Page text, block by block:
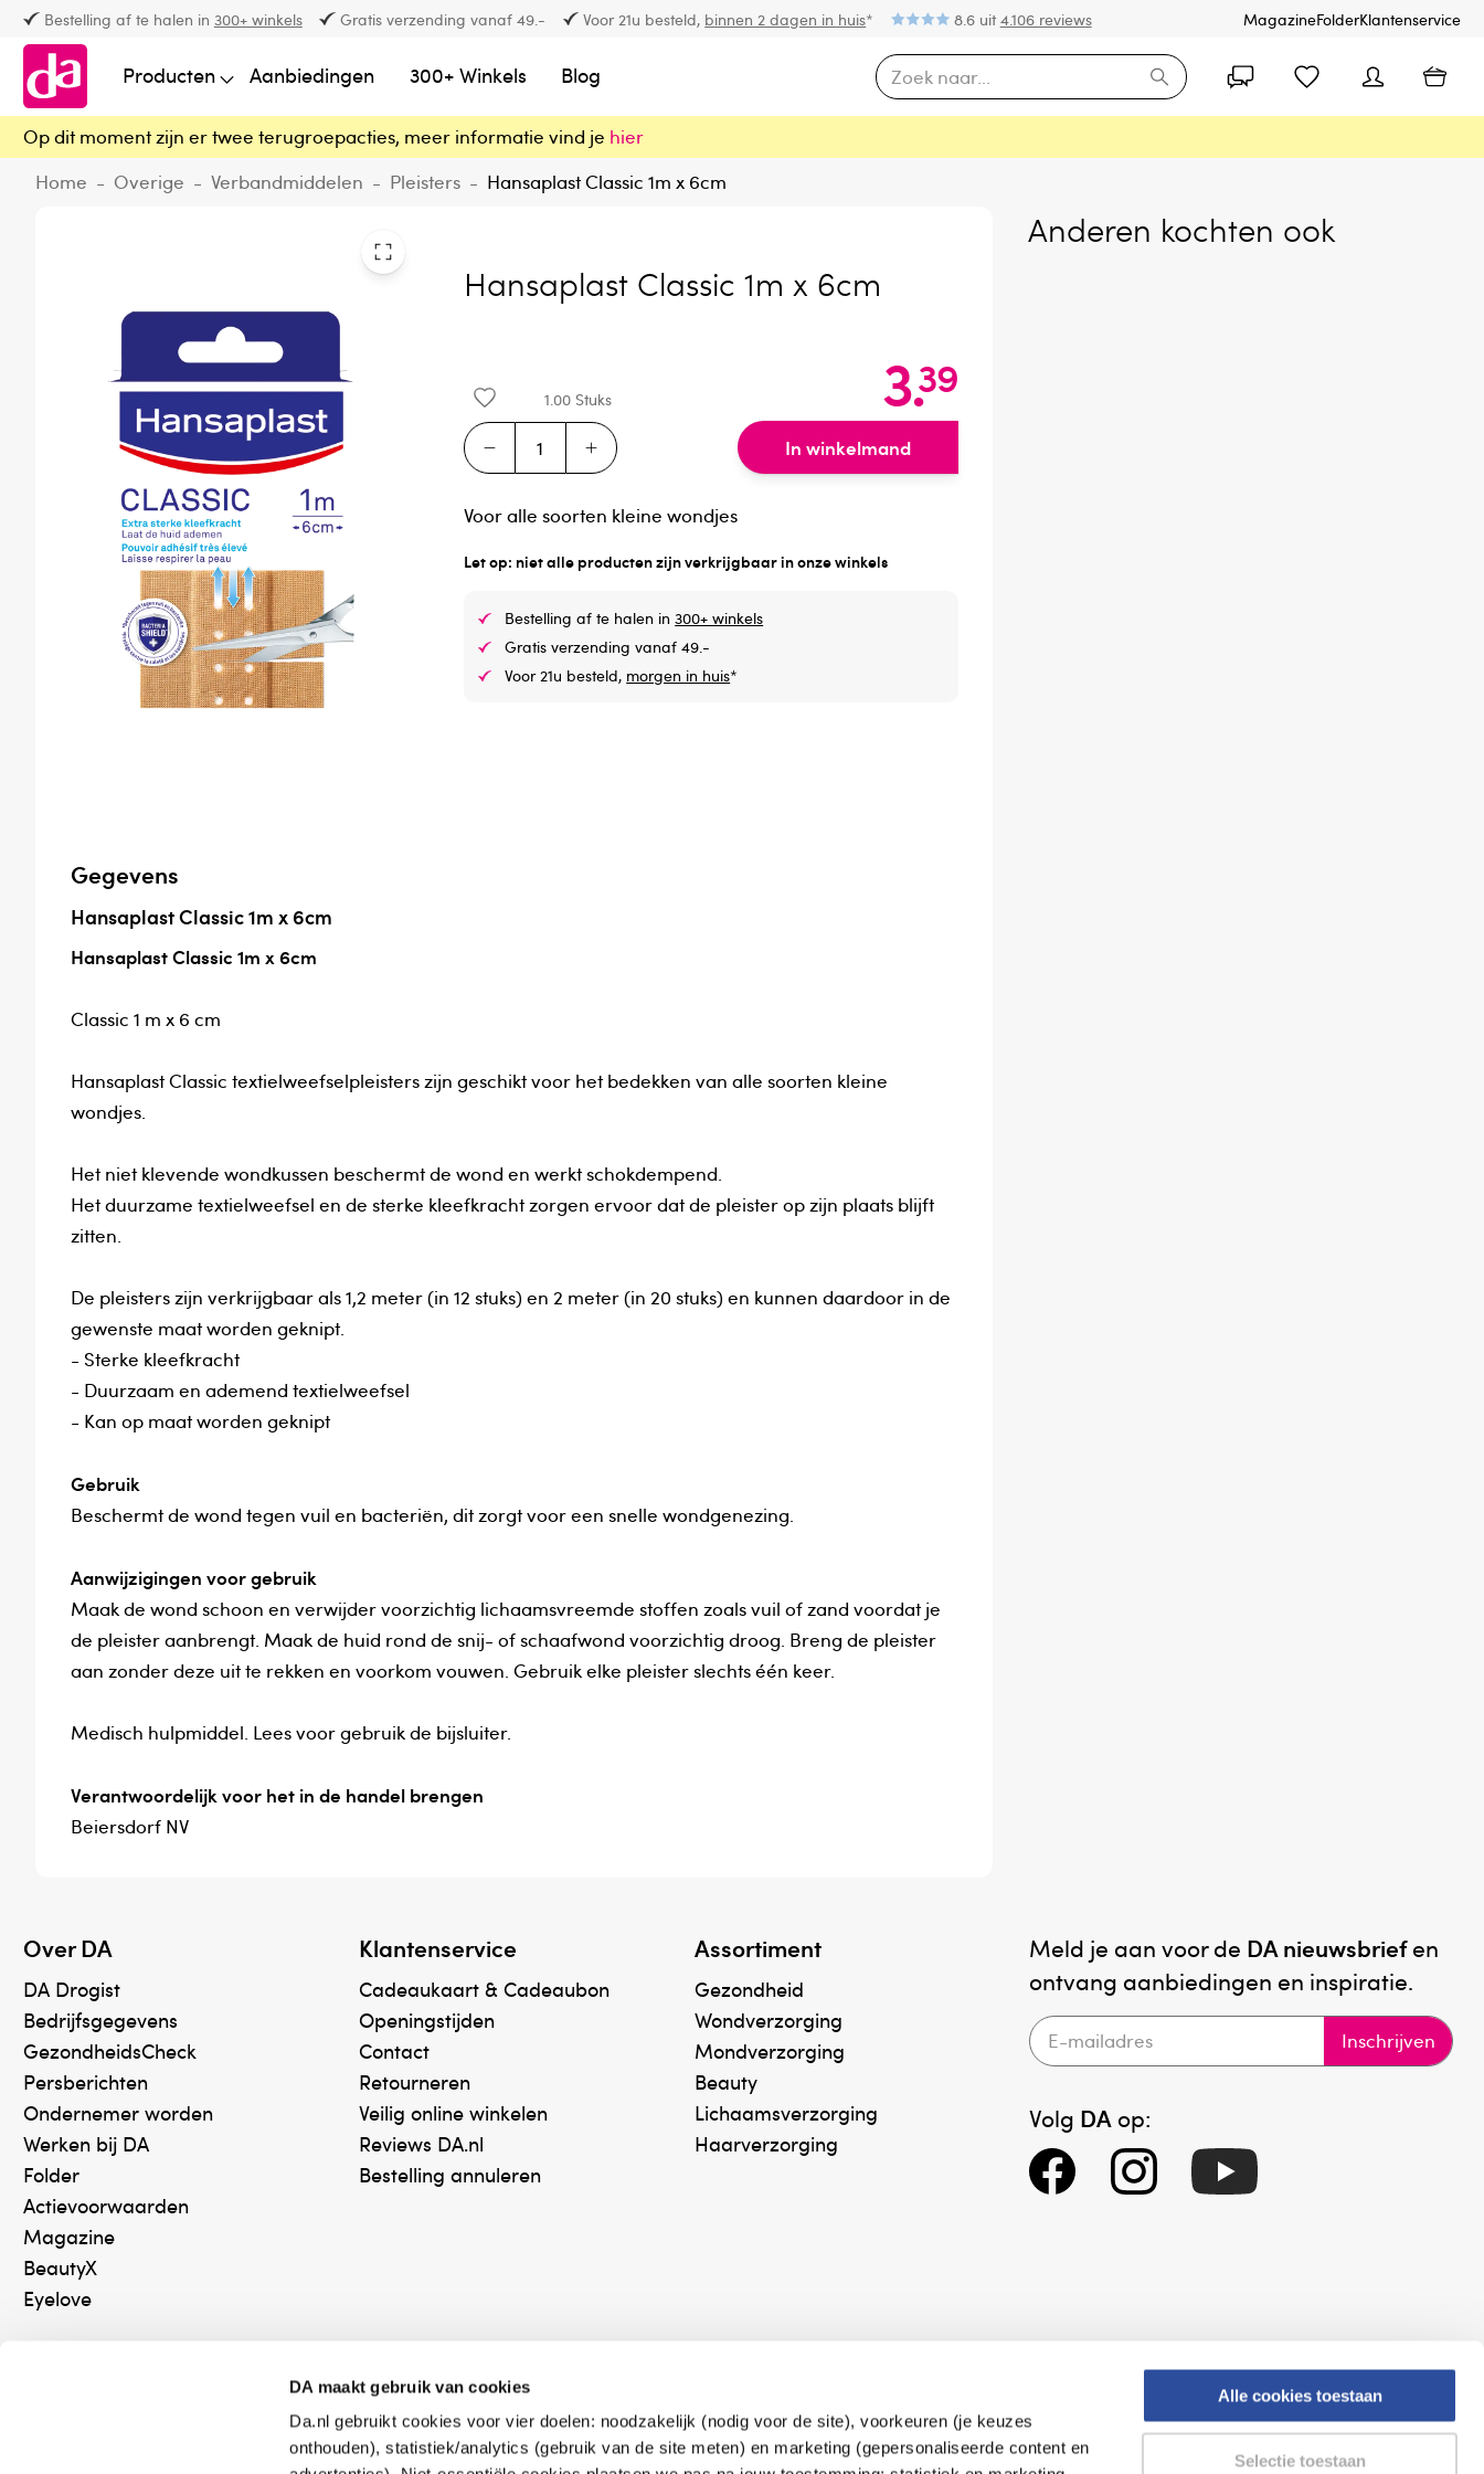
DA maakt gebruik van cookies
Da.nl gebruikt cookies voor vier doelen: noodzakelijk (nodig voor de site), voorkeuren (je keuzes
onthouden), statistiek/analytics (gebruik van de site meten) en marketing (gepersonaliseerde content en
Alle cookies toestaan
Selectie toestaan
Bestelling af te halen in 300+ winkels Gratis verzending vanaf 49.- Voor 21u besteld, binnen 2 dagen in huis* 8.6 uit4.106 reviews MagazineFolderKlantenservice
Producten Aanbiedingen 300+ Winkels Blog
Op dit moment zijn er twee terugroepacties, meer informatie vind je hier
Home - Overige - Verbandmiddelen - Pleisters - Hansaplast Classic 1m x 6cm
Hansaplast Classic 1m x 6cm
1.00 Stuks 3.39
In winkelmand
Voor alle soorten kleine wondjes
Let op: niet alle producten zijn verkrijgbaar in onze winkels
Bestelling af te halen in300+ winkels
Gratis verzending vanaf 49.-
Voor 21u besteld, morgen in huis*
Gegevens
Hansaplast Classic 1m x 6cm
Hansaplast Classic 1m x 6cm
Classic 1 m x 6 cm
Hansaplast Classic textielweefselpleisters zijn geschikt voor het bedekken van alle soorten kleine
wondjes.
Het niet klevende wondkussen beschermt de wond en werkt schokdempend.
Het duurzame textielweefsel en de sterke kleefkracht zorgen ervoor dat de pleister op zijn plaats blijft
zitten.
De pleisters zijn verkrijgbaar als 1,2 meter (in 12 stuks) en 2 meter (in 20 stuks) en kunnen daardoor in de
gewenste maat worden geknipt.
- Sterke kleefkracht
- Duurzaam en ademend textielweefsel
- Kan op maat worden geknipt
Gebruik
Beschermt de wond tegen vuil en bacteriën, dit zorgt voor een snelle wondgenezing.
Aanwijzigingen voor gebruik
Maak de wond schoon en verwijder voorzichtig lichaamsvreemde stoffen zoals vuil of zand voordat je
de pleister aanbrengt. Maak de huid rond de snij- of schaafwond voorzichtig droog. Breng de pleister
aan zonder deze uit te rekken en voorkom vouwen. Gebruik elke pleister slechts één keer.
Medisch hulpmiddel. Lees voor gebruik de bijsluiter.
Verantwoordelijk voor het in de handel brengen
Beiersdorf NV
Anderen kochten ook
Over DA
DA Drogist
Bedrijfsgegevens
GezondheidsCheck
Persberichten
Ondernemer worden
Werken bij DA
Folder
Actievoorwaarden
Magazine
BeautyX
Eyelove
Klantenservice
Cadeaukaart & Cadeaubon
Openingstijden
Contact
Retourneren
Veilig online winkelen
Reviews DA.nl
Bestelling annuleren
Assortiment
Gezondheid
Wondverzorging
Mondverzorging
Beauty
Lichaamsverzorging
Haarverzorging
Meld je aan voor de DA nieuwsbriefen
ontvang aanbiedingen en inspiratie.
Inschrijven
Volg DA op:
Online aanbieder medicijnen
⁠Controleer welke medicijnen
Keurmerk Zelfzorg Online
⁠Verantwoorde zorg, ⁠ook
Winkelen met zekerheid
⁠Deze webshop is aangesloten
Altijd onze folder bij de hand
Check onze folders ⁠bij